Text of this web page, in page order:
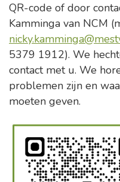
QR-code of door
Kamminga van NCM
5379 1912). We
contact met u. We
problemen zijn en
moeten geven.